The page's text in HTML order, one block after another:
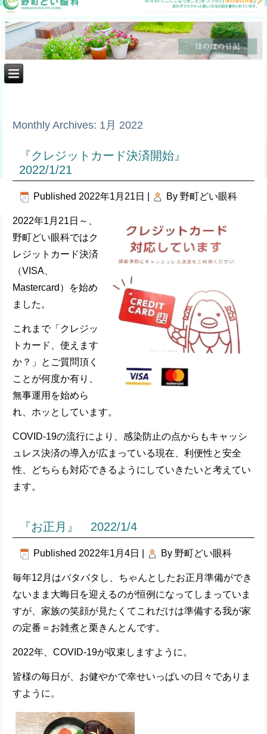
Monthly Archives: 1月 2022
『クレジットカード決済開始』
2022/1/21
Published 2022年1月21日 By 野町どい眼科
2022年1月21日～、
野町どい眼科ではク
レジットカード決済
（VISA、
Mastercard）を始め
ました。
これまで「クレジッ
トカード、使えます
か？」とご質問頂く
ことが何度か有り、
無事運用を始めら
れ、ホッとしています。
COVID-19の流行により、感染防止の点からもキャッシ
ュレス決済の導入が広まっている現在、利便性と安全
性、どちらも対応できるようにしていきたいと考えてい
ます。
『お正月』 2022/1/4
Published 2022年1月4日 By 野町どい眼科
毎年12月はバタバタし、ちゃんとしたお正月準備ができ
ないまま大晦日を迎えるのが恒例になってしまっていま
すが、家族の笑顔が見たくてこれだけは準備する我が家
の定番＝お雑煮と栗きんとんです。
2022年、COVID-19が収束しますように。
皆様の毎日が、お健やかで幸せいっぱいの日々でありま
すように。